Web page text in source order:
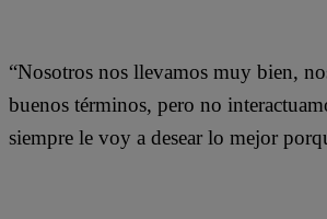
“Nosotros nos llevamos muy bien,
buenos términos, pero no
siempre le voy a desear lo mejor